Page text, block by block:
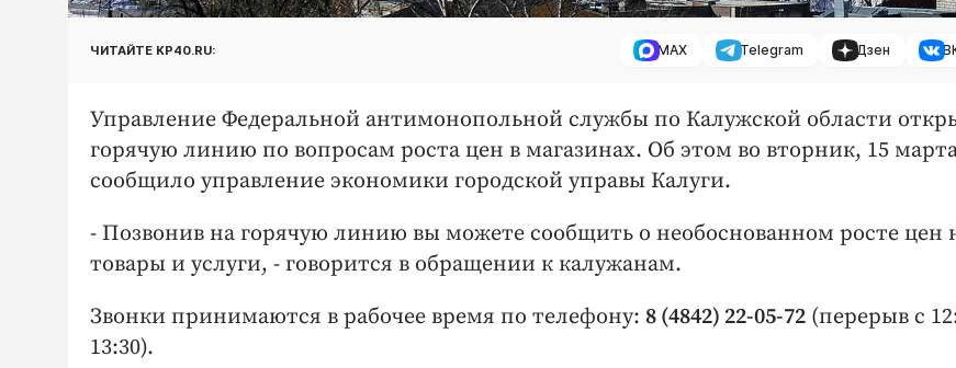
ЧИТАЙТЕ KP40.RU: MAX Telegram Дзен
Управление Федеральной антимонопольной службы по Калужской области
горячую линию по вопросам роста цен в магазинах. Об этом во вторник, 15
сообщило управление экономики городской управы Калуги.
- Позвонив на горячую линию вы можете сообщить о необоснованном росте цен
товары и услуги, - говорится в обращении к калужанам.
Звонки принимаются в рабочее время по телефону: 8 (4842) 22-05-72 (перерыв с
13:30).